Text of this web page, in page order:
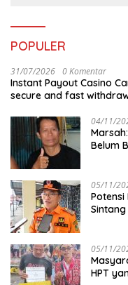
POPULER
31/07/2026 0 Komentar
Instant Payout Casino
secure and fast
04/11/
Belum
05/11/
Potensi
05/11/
HPT